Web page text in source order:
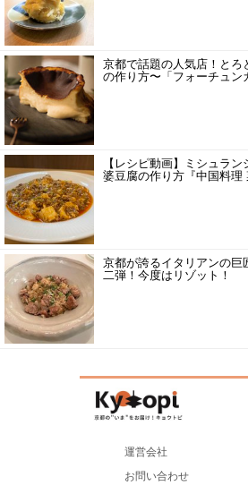
京都で話題の人気店！とろ
の作り方〜「フォーチュン
【レシピ動画】ミシュラ
婆豆腐の作り方『中国料理
京都が誇るイタリアンの
二弾！今度はリゾット！
運営会社
お問い合わせ